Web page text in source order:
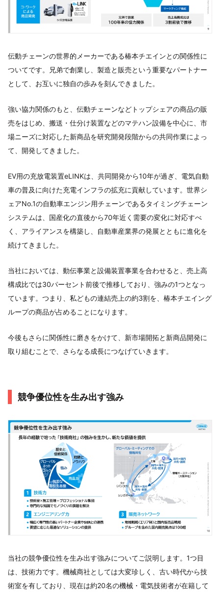
伝動チェーンの世界的メーカーである椿本チエインとの関係性に
ついてです。兄弟で創業し、製造と販売という重要なパートナー
として、お互いに独自の歩みを刻んできました。
強い協力関係のもと、伝動チェーンなどトップシェアの商品の販
売をはじめ、搬送・仕分け装置などのマテハン設備を中心に、市
場ニーズに対応した新商品を研究開発段階からの共同作業によっ
て、開発してきました。
EV用の充放電装置eLINKは、共同開発から10年が過ぎ、電気自動
車の普及に向けた充電インフラの拡充に貢献しています。世界シ
ェアNo.1の自動車エンジン用チェーンであるタイミングチェーン
システムは、国産化の直後から70年近く需要の変化に対応すべ
く、アライアンスを構築し、自動車産業界の発展とともに進化を
続けてきました。
当社においては、動伝事業と設備装置事業を合わせると、売上高
構成比では30パーセント前後で推移しており、強みの1つとなっ
ています。つまり、私どもの連結売上の約3割を、椿本チエイング
ループの商品が占めることになります。
今後もさらに関係性に磨きをかけて、新市場開拓と新商品開発に
取り組むことで、さらなる成長につなげていきます。
競争優位性を生み出す強み
当社の競争優位性を生み出す強みについてご説明します。1つ目
は、技術力です。機械商社としては大変珍しく、古い時代から技
術室を有しており、現在は約20名の機械・電気技術者が在籍して